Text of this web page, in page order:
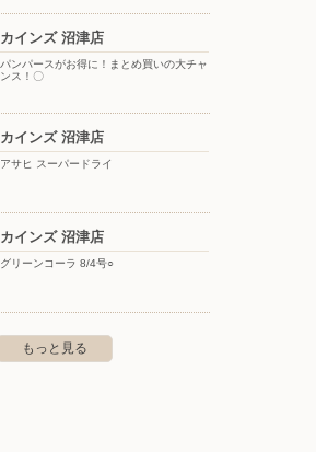
カインズ 沼津店
パンパースがお得に！まとめ買いの大チャ
ンス！〇
カインズ 沼津店
アサヒ スーパードライ
カインズ 沼津店
グリーンコーラ 8/4号○
もっと見る